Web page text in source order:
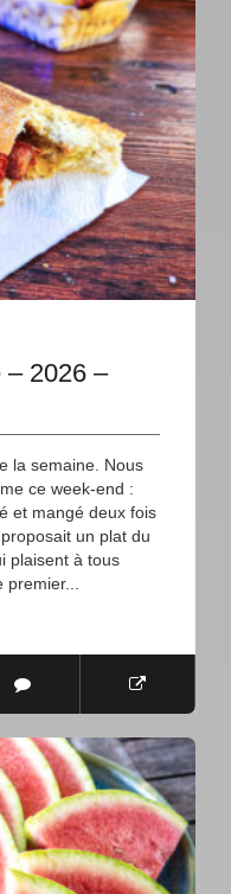
– 2026 –
la semaine. Nous
ce week-end :
et mangé deux fois
un plat du
plaisent à tous